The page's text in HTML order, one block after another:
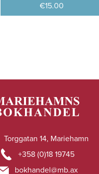
€15.00
Torggatan 14, Mariehamn
+358 (0)18 19745
bokhandel@mb.ax